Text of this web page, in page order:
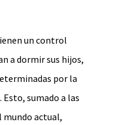
un control
a dormir sus hijos,
por la
Esto, sumado a las
mundo actual,